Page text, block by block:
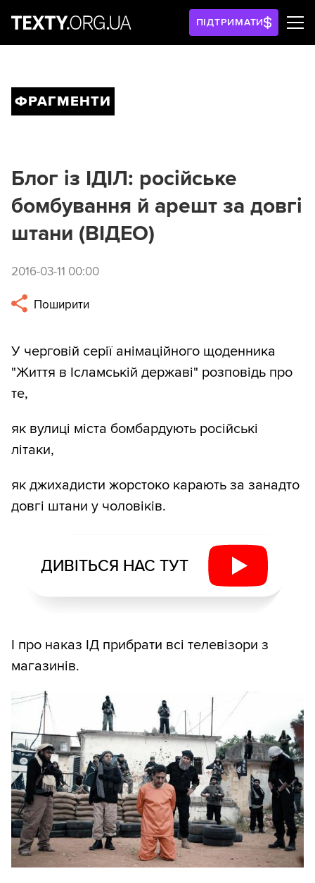
ПІДТРИМАТИ
ФРАГМЕНТИ
Блог із ІДІЛ: російське
бомбування й арешт за довгі
штани (ВІДЕО)
2016-03-11 00:00
Поширити
У черговій серії анімаційного щоденника
"Життя в Ісламській державі" розповідь про
те,
як вулиці міста бомбардують російські
літаки,
як джихадисти жорстоко карають за занадто
довгі штани у чоловіків.
ДИВІТЬСЯ НАС ТУТ
І про наказ ІД прибрати всі телевізори з
магазинів.